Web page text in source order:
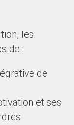
les
de :
de
et ses